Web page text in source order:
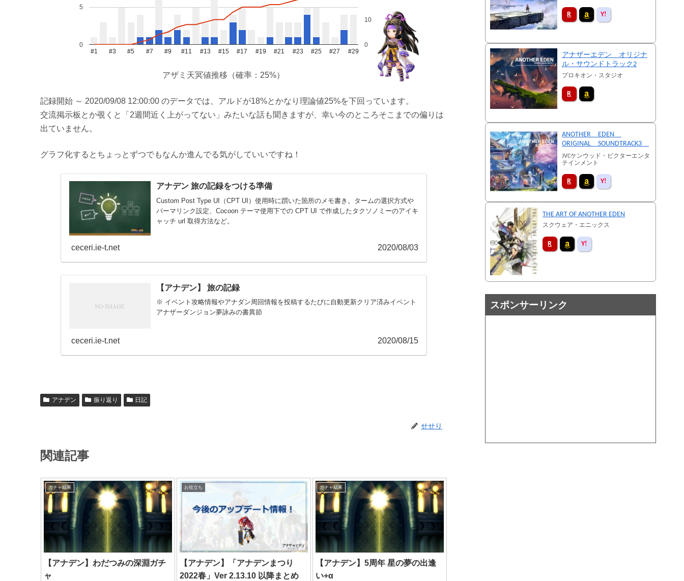
#1 #3 #5 #7 #9 #11 #13 #15 #17 #19 #21 #23 #25 #27 #29
0
5
0
10
アザミ天冥値推移（確率：25%）
記録開始 ～ 2020/09/08 12:00:00 のデータでは、アルドが18%とかなり理論値25%を下回っています。
交流掲示板とか覗くと「2週間近く上がってない」みたいな話も聞きますが、幸い今のところそこまでの偏りは
出ていません。
グラフ化するとちょっとずつでもなんか進んでる気がしていいですね！
アナデン 旅の記録をつける準備
Custom Post Type UI（CPT UI）使用時に躓いた箇所のメモ書き。タームの選択方式や
パーマリンク設定、Cocoon テーマ使用下での CPT UI で作成したタクソノミーのアイキ
ャッチ url 取得方法など。
ceceri.ie-t.net 2020/08/03
【アナデン】 旅の記録
※ イベント攻略情報やアナダン周回情報を投稿するたびに自動更新クリア済みイベント
アナザーダンジョン夢詠みの書異節
ceceri.ie-t.net 2020/08/15
アナデン 振り返り 日記
せせり
関連記事
ガチャ結果
【アナデン】わだつみの深淵ガチ
ャ
お役立ち
【アナデン】「アナデンまつり
2022春」Ver 2.13.10 以降まとめ
ガチャ結果
【アナデン】5周年 星の夢の出逢
い+α
アナザーエデン オリジナ
ル・サウンドトラック2
プロキオン・スタジオ
ANOTHER EDEN
ORIGINAL SOUNDTRACK3
COMPLETE EDITION
JVCケンウッド・ビクターエンタ
テインメント
THE ART OF ANOTHER EDEN
スクウェア・エニックス
スポンサーリンク